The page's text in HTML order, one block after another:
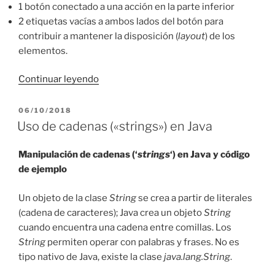
1 botón conectado a una acción en la parte inferior
2 etiquetas vacías a ambos lados del botón para
contribuir a mantener la disposición (layout) de los
elementos.
Continuar leyendo«JLabel
personalizado
Java»
PUBLICADO
EL
06/10/2018
Uso de cadenas («strings») en Java
Manipulación de cadenas (‘strings‘) en Java y código
de ejemplo
Un objeto de la clase Stringse crea a partir de literales
(cadena de caracteres); Java crea un objetoString
cuando encuentra una cadena entre comillas. Los
String permiten operar con palabras y frases. No es
tipo nativo de Java, existe la clase java.lang.String.